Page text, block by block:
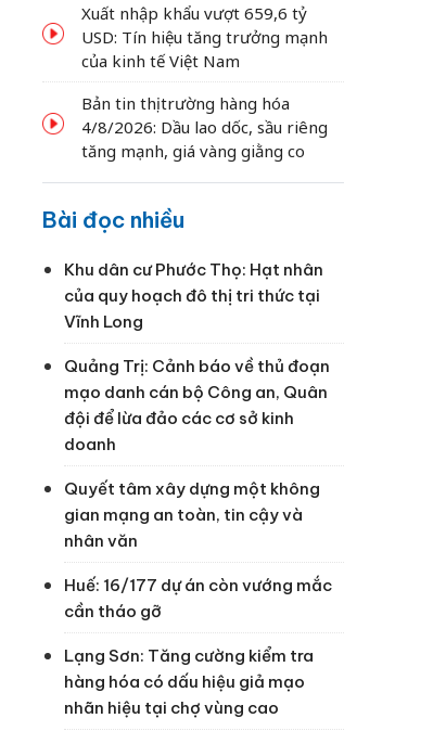
Xuất nhập khẩu vượt 659,6 tỷ
USD: Tín hiệu tăng trưởng mạnh
của kinh tế Việt Nam
Bản tin thị trường hàng hóa
4/8/2026: Dầu lao dốc, sầu riêng
tăng mạnh, giá vàng giằng co
Bài đọc nhiều
Khu dân cư Phước Thọ: Hạt nhân
của quy hoạch đô thị tri thức tại
Vĩnh Long
Quảng Trị: Cảnh báo về thủ đoạn
mạo danh cán bộ Công an, Quân
đội để lừa đảo các cơ sở kinh
doanh
Quyết tâm xây dựng một không
gian mạng an toàn, tin cậy và
nhân văn
Huế: 16/177 dự án còn vướng mắc
cần tháo gỡ
Lạng Sơn: Tăng cường kiểm tra
hàng hóa có dấu hiệu giả mạo
nhãn hiệu tại chợ vùng cao